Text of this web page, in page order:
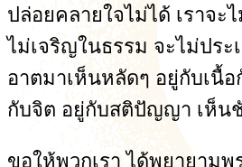
ปล่อยคลายใจไม่ได้ เราจะ
ไม่เจริญในธรรม จะไม่ประ
อาตมาเห็นหลัดๆ อยู่กับเนื้
กับจิต อยู่กับสติปัญญา เห็น
ขอให้พวกเรา ได้พยายามพ